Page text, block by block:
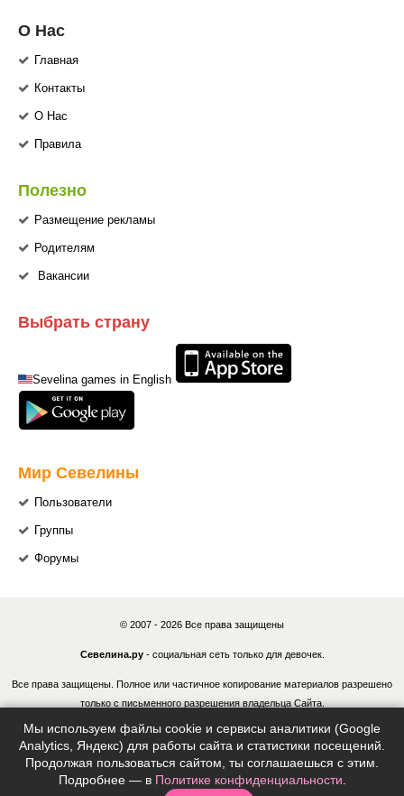
О Нас
Главная
Контакты
О Нас
Правила
Полезно
Размещение рекламы
Родителям
Вакансии
Выбрать страну
Sevelina games in English
Мир Севелины
Пользователи
Группы
Форумы
© 2007 - 2026 Все права защищены
Севелина.ру- социальная сеть только для девочек.
Все права защищены. Полное или частичное копирование материалов разрешено
только с письменного разрешения владельца Сайта.
В случае обнаружения нарушений, виновные лица могут быть привлечены к
ответственности в соответствии с действующим законодательством Российской
Федерации.
Мы используем файлы cookie и сервисы аналитики (Google
Analytics, Яндекс) для работы сайта и статистики посещений.
Продолжая пользоваться сайтом, ты соглашаешься с этим.
Подробнее — в Политике конфиденциальности